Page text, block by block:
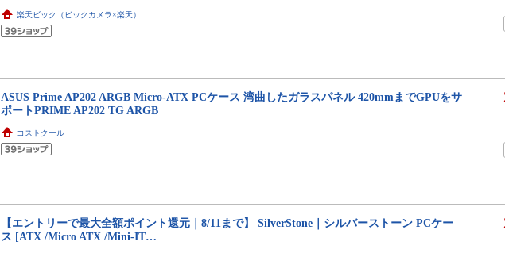
楽天ビック（ビックカメラ×楽天）
ASUS Prime AP202 ARGB Micro-ATX PCケース 湾曲したガラスパネル 420mmまでGPUをサ
ポートPRIME AP202 TG ARGB
コストクール
【エントリーで最大全額ポイント還元｜8/11まで】 SilverStone｜シルバーストーン PCケー
ス [ATX /Micro ATX /Mini-IT…